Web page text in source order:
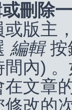
刪除
或版主
編輯按
內)
文章
改的